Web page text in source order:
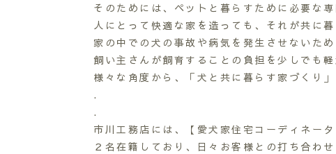
そのためには、ペットと暮らすために必要な
人にとって快適な家を造っても、それが共に
家の中での犬の事故や病気を発生させないため
飼い主さんが飼育することの負担を少しでも
様々な角度から、「犬と共に暮らす家づくり
.
.
市川工務店には、【愛犬家住宅コーディネー
２名在籍しており、日々お客様との打ち合わ